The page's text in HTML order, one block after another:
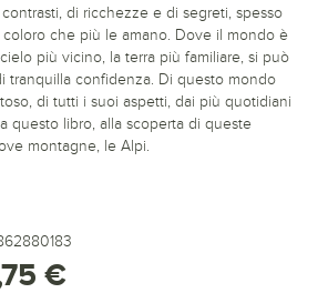
di ricchezze e di segreti, spesso
che più le amano. Dove il mondo è
più vicino, la terra più familiare, si può
tranquilla confidenza. Di questo mondo
di tutti i suoi aspetti, dai più quotidiani
questo libro, alla scoperta di queste
montagne, le Alpi.
€